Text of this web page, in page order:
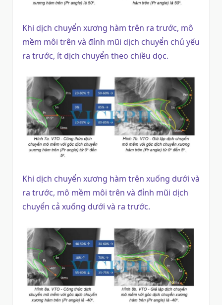
Khi dịch chuyển xương hàm trên ra trước, mô
mềm môi trên và đỉnh mũi dịch chuyển chủ yếu
ra trước, ít dịch chuyển theo chiều dọc.
Khi dịch chuyển xương hàm trên xuống dưới và
ra trước, mô mềm môi trên và đỉnh mũi dịch
chuyển cả xuống dưới và ra trước.